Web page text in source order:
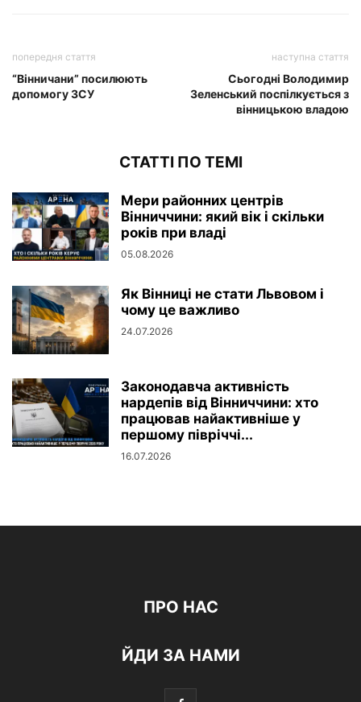
попередня стаття
“Вінничани” посилюють
допомогу ЗСУ
наступна стаття
Сьогодні Володимир
Зеленський поспілкується з
вінницькою владою
СТАТТІ ПО ТЕМІ
Мери районних центрів
Вінниччини: який вік і скільки
років при владі
05.08.2026
Як Вінниці не стати Львовом і
чому це важливо
24.07.2026
Законодавча активність
нардепів від Вінниччини: хто
працював найактивніше у
першому півріччі...
16.07.2026
ПРО НАС
ЙДИ ЗА НАМИ